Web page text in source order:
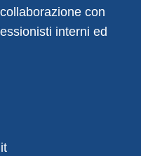
con
interni ed